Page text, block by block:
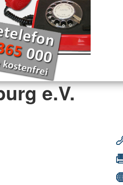
e.V.